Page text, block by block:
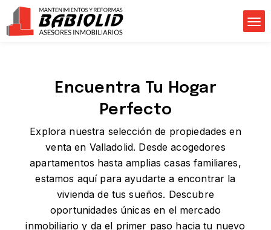
Encuentra Tu Hogar
Perfecto
Explora nuestra selección de propiedades en
venta en Valladolid. Desde acogedores
apartamentos hasta amplias casas familiares,
estamos aquí para ayudarte a encontrar la
vivienda de tus sueños. Descubre
oportunidades únicas en el mercado
inmobiliario y da el primer paso hacia tu nuevo